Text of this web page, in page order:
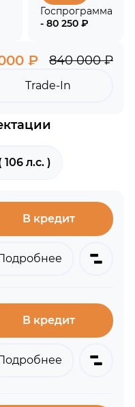
Госпрограмма
- 80 250 ₽
₽ 840 000 ₽
Trade-In
106 л.с. )
В кредит
В кредит